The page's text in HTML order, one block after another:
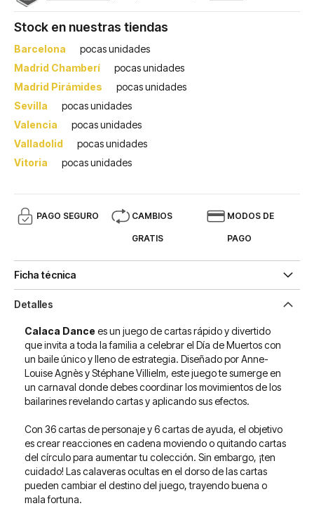
Stock en nuestras tiendas
Barcelona
pocas unidades
Madrid Chamberí
pocas unidades
Madrid Pirámides
pocas unidades
Sevilla
pocas unidades
Valencia
pocas unidades
Valladolid
pocas unidades
Vitoria
pocas unidades
PAGO SEGURO CAMBIOS
GRATIS
MODOS DE
PAGO
Ficha técnica
Detalles
Calaca Dance es un juego de cartas rápido y divertido
que invita a toda la familia a celebrar el Día de Muertos con
un baile único y lleno de estrategia. Diseñado por Anne-
Louise Agnès y Stéphane Villielm, este juego te sumerge en
un carnaval donde debes coordinar los movimientos de los
bailarines revelando cartas y aplicando sus efectos.
Con 36 cartas de personaje y 6 cartas de ayuda, el objetivo
es crear reacciones en cadena moviendo o quitando cartas
del círculo para aumentar tu colección. Sin embargo, ¡ten
cuidado! Las calaveras ocultas en el dorso de las cartas
pueden cambiar el destino del juego, trayendo buena o
mala fortuna.